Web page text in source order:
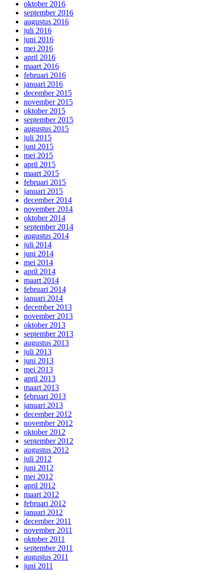
oktober 2016
september 2016
augustus 2016
juli 2016
juni 2016
mei 2016
april 2016
maart 2016
februari 2016
januari 2016
december 2015
november 2015
oktober 2015
september 2015
augustus 2015
juli 2015
juni 2015
mei 2015
april 2015
maart 2015
februari 2015
januari 2015
december 2014
november 2014
oktober 2014
september 2014
augustus 2014
juli 2014
juni 2014
mei 2014
april 2014
maart 2014
februari 2014
januari 2014
december 2013
november 2013
oktober 2013
september 2013
augustus 2013
juli 2013
juni 2013
mei 2013
april 2013
maart 2013
februari 2013
januari 2013
december 2012
november 2012
oktober 2012
september 2012
augustus 2012
juli 2012
juni 2012
mei 2012
april 2012
maart 2012
februari 2012
januari 2012
december 2011
november 2011
oktober 2011
september 2011
augustus 2011
juni 2011